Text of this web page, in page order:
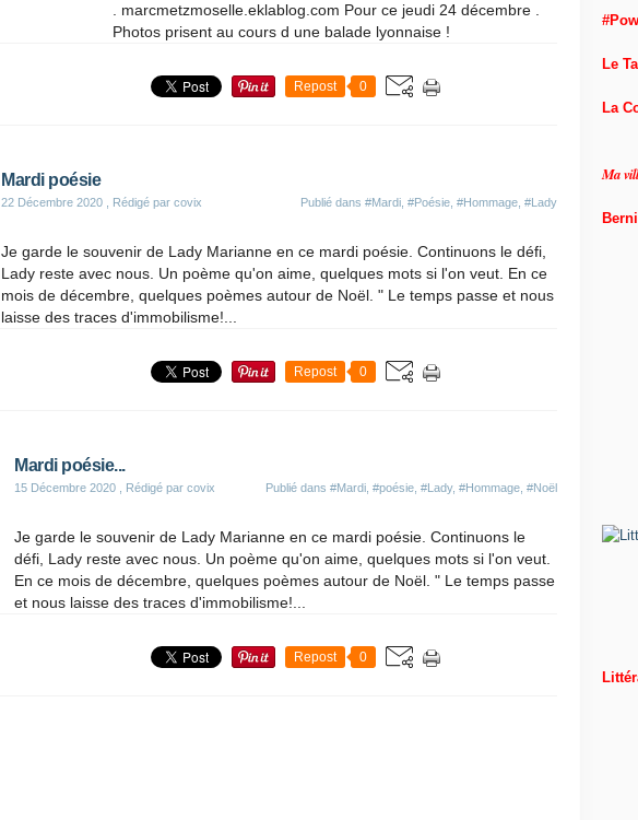
. marcmetzmoselle.eklablog.com Pour ce jeudi 24 décembre .
Photos prisent au cours d une balade lyonnaise !
Repost 0
Mardi poésie
22 Décembre 2020 , Rédigé par covix Publié dans #Mardi #Poésie #Hommage #Lady
Je garde le souvenir de Lady Marianne en ce mardi poésie. Continuons le défi,
Lady reste avec nous. Un poème qu'on aime, quelques mots si l'on veut. En ce
mois de décembre, quelques poèmes autour de Noël. " Le temps passe et nous
laisse des traces d'immobilisme!...
Repost 0
Mardi poésie...
15 Décembre 2020 , Rédigé par covix Publié dans #Mardi #poésie #Lady, #Hommage #Noël
Je garde le souvenir de Lady Marianne en ce mardi poésie. Continuons le
défi, Lady reste avec nous. Un poème qu'on aime, quelques mots si l'on veut.
En ce mois de décembre, quelques poèmes autour de Noël. " Le temps passe
et nous laisse des traces d'immobilisme!...
Repost 0
Le
La
Ma